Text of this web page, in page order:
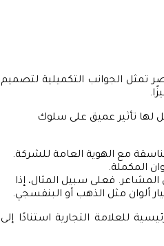
تمثل الجوانب التكميلية لتصميم
لها تأثير عميق على سلوك
مع الهوية العامة للشركة.
المكملة.
فعلى سبيل المثال، إذا
ألوان مثل الذهب أو البنفسجي.
للعلامة التجارية استنادًا إلى